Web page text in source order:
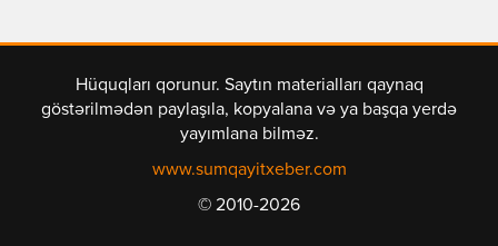
Hüquqları qorunur. Saytın materialları qaynaq
göstərilmədən paylaşıla, kopyalana və ya başqa yerdə
yayımlana bilməz.
www.sumqayitxeber.com
© 2010-2026